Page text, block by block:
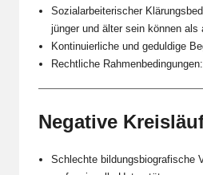
Sozialarbeiterischer
jünger und älter sein können
Kontinuierliche und geduldige
Rechtliche
Negative
Schlechte bildungsbiografische